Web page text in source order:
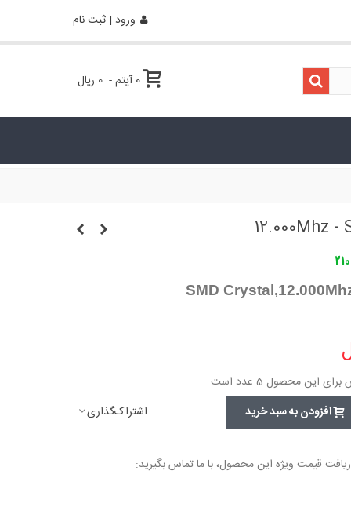
ورود | ثبت نام
0 آیتم- 0 ریال
SMD
این محصول 5 عدد است.
افزودن به سبد خرید اشتراک‌گذاری
قیمت ویژه این محصول، با ما تماس بگیرید: